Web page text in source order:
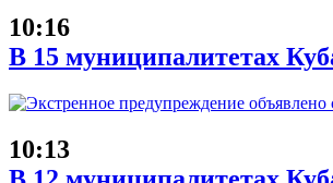
10:16
В 15 муниципалитетах
10:13